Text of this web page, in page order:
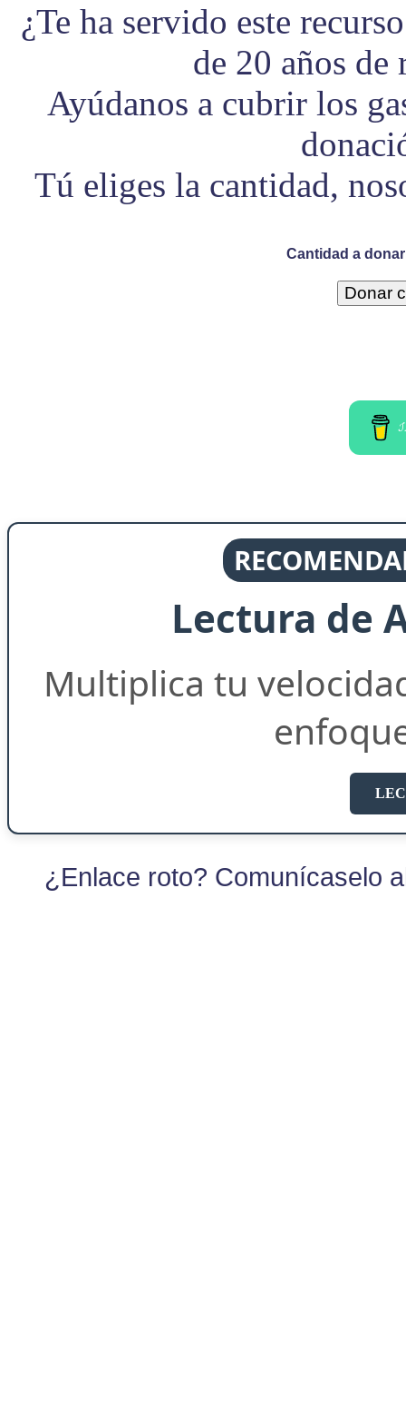
¿Te ha servido este
de 20 años
Ayúdanos a cubrir los
Tú eliges la cantidad,
Cantidad a
Lectura de
Multiplica tu
¿Enlace roto? Comunícaselo